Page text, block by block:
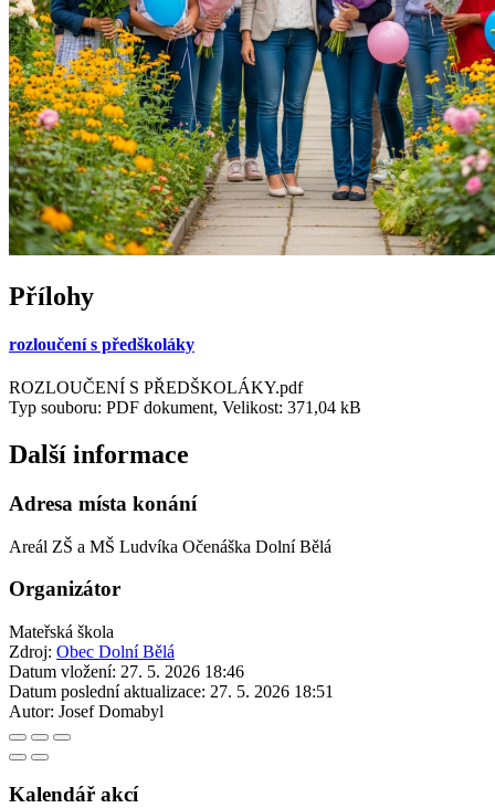
Přílohy
rozloučení s předškoláky
ROZLOUČENÍ S PŘEDŠKOLÁKY.pdf
Typ souboru: PDF dokument, Velikost: 371,04 kB
Další informace
Adresa místa konání
Areál ZŠ a MŠ Ludvíka Očenáška Dolní Bělá
Organizátor
Mateřská škola
Zdroj: Obec Dolní Bělá
Datum vložení: 27. 5. 2026 18:46
Datum poslední aktualizace: 27. 5. 2026 18:51
Autor: Josef Domabyl
Kalendář akcí